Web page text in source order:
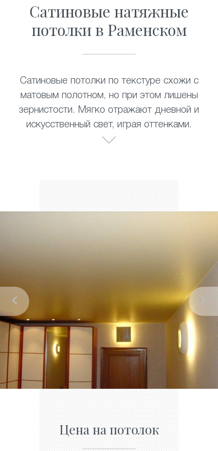
Сатиновые натяжные
потолки в Раменском
Сатиновые потолки по текстуре схожи с
матовым полотном, но при этом лишены
зернистости. Мягко отражают дневной и
искусственный свет, играя оттенками.
Цена на потолок